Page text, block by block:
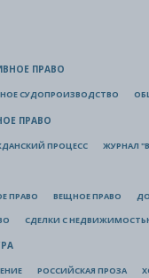
ПРАВО
СУДОПРОИЗВОДСТВО
ПРАВО
ПРОЦЕСС ЖУРНАЛ
ПРАВО ВЕЩНОЕ ПРАВО
СДЕЛКИ С
РОССИЙСКАЯ ПРОЗА